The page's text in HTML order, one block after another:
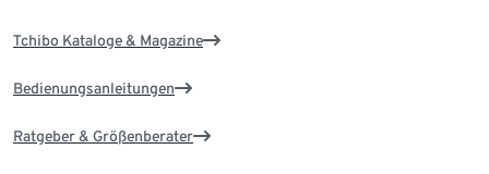
Tchibo Kataloge & Magazine
Bedienungsanleitungen
Ratgeber & Größenberater